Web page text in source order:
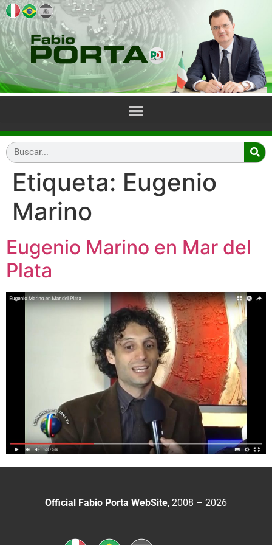
Etiqueta: Eugenio
Marino
Eugenio Marino en Mar del
Plata
Official Fabio Porta WebSite, 2008 – 2026